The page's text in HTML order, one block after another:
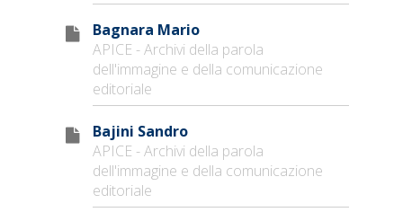
Bagnara Mario
APICE - Archivi della parola
dell'immagine e della comunicazione
editoriale
Bajini Sandro
APICE - Archivi della parola
dell'immagine e della comunicazione
editoriale